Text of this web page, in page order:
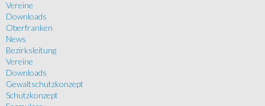
Vereine
Downloads
Oberfranken
News
Bezirksleitung
Vereine
Downloads
Gewaltschutzkonzept
Schutzkonzept